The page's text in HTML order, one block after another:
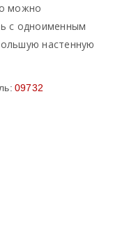
можно
с одноименным
настенную
09732